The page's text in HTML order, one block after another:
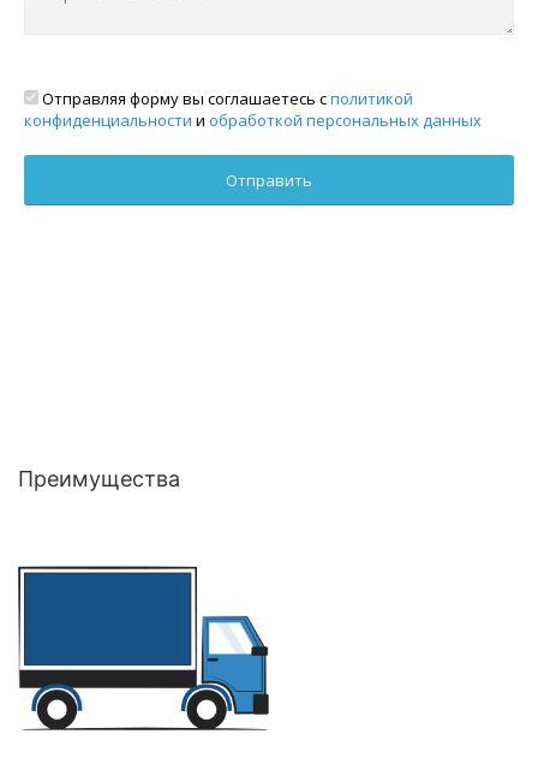
Отправляя форму вы соглашаетесь сполитикой
конфиденциальности и обработкой персональных данных
Преимущества